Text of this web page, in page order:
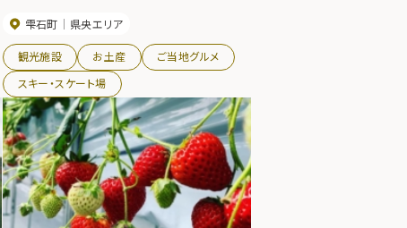
定です。 盛岡駅からシャトルバスを運行していま
す。
雫石町 県央エリア
観光施設 お土産
ご当地グルメ
スキー・スケート場